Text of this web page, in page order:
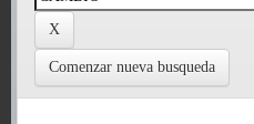
Comenzar nueva busqueda